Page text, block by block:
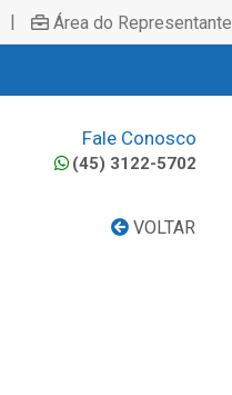
| Área do Representante
Fale Conosco
(45) 3122-5702
VOLTAR